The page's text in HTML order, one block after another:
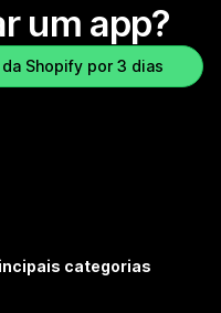
um app?
Shopify por 3 dias
categorias